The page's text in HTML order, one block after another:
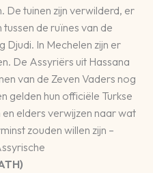
De tuinen zijn verwilderd, er
de ruïnes van de
Djudi. In Mechelen zijn er
De Assyriërs uit Hassana
van de Zeven Vaders nog
gelden hun officiële Turkse
elders verwijzen naar wat
zouden willen zijn –